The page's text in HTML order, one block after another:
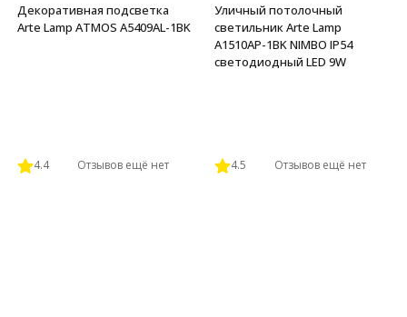
Декоративная подсветка
Arte Lamp ATMOS A5409AL-1BK
4.4 Отзывов ещё нет
Уличный потолочный
светильник Arte Lamp
A1510AP-1BK NIMBO IP54
светодиодный LED 9W
4.5 Отзывов ещё нет